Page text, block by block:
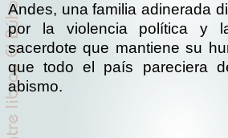
Andes, una familia adinerada
por la violencia política y
sacerdote que mantiene su
que todo el país pareciera
abismo.